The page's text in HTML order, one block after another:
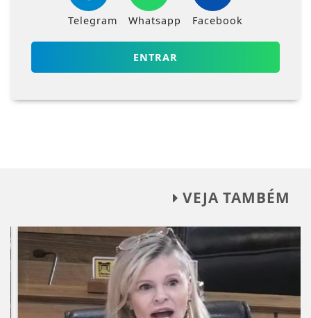
Telegram Whatsapp Facebook
ENTRAR
VEJA TAMBÉM